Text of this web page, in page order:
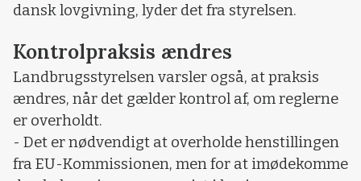
dansk lovgivning, lyder det fra styrelsen.
Kontrolpraksis ændres
Landbrugsstyrelsen varsler også, at praksis
ændres, når det gælder kontrol af, om reglerne
er overholdt.
- Det er nødvendigt at overholde henstillingen
fra EU-Kommissionen, men for at imødekomme